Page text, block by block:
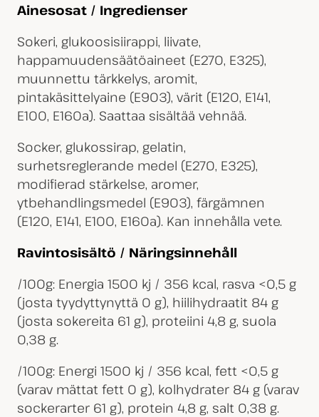
Ainesosat / Ingredienser
Sokeri, glukoosisiirappi, liivate,
happamuudensäätöaineet (E270, E325),
muunnettu tärkkelys, aromit,
pintakäsittelyaine (E903), värit (E120, E141,
E100, E160a). Saattaa sisältää vehnää.
Socker, glukossirap, gelatin,
surhetsreglerande medel (E270, E325),
modifierad stärkelse, aromer,
ytbehandlingsmedel (E903), färgämnen
(E120, E141, E100, E160a). Kan innehålla vete.
Ravintosisältö / Näringsinnehåll
/100g: Energia 1500 kj / 356 kcal, rasva <0,5 g
(josta tyydyttynyttä 0 g), hiilihydraatit 84 g
(josta sokereita 61 g), proteiini 4,8 g, suola
0,38 g.
/100g: Energi 1500 kj / 356 kcal, fett <0,5 g
(varav mättat fett 0 g), kolhydrater 84 g (varav
sockerarter 61 g), protein 4,8 g, salt 0,38 g.